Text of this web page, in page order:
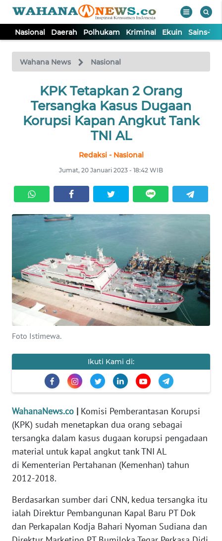
Nasional Daerah Polhukam Kriminal Ekuin Sains-
Wahana News Nasional
KPK Tetapkan 2 Orang
Tersangka Kasus Dugaan
Korupsi Kapan Angkut Tank
TNI AL
Redaksi - Nasional
Jumat, 20 Januari 2023 - 18:42 WIB
Foto Istimewa.
Ikuti Kami di:
WahanaNews.co | Komisi Pemberantasan Korupsi
(KPK) sudah menetapkan dua orang sebagai
tersangka dalam kasus dugaan korupsi pengadaan
material untuk kapal angkut tank TNI AL
di Kementerian Pertahanan (Kemenhan) tahun
2012-2018.
Berdasarkan sumber dari CNN, kedua tersangka itu
ialah Direktur Pembangunan Kapal Baru PT Dok
dan Perkapalan Kodja Bahari Nyoman Sudiana dan
TV
Tutup
NASIONAL
DAERAH
EKUIN
SAINS-TEKNO
KESEHATAN
INTERNASIONAL
SERBA-SERBI
PENDIDIKAN
OPINI
EDITORIAL
Informasi
INDEKS
BERITA
KAMI